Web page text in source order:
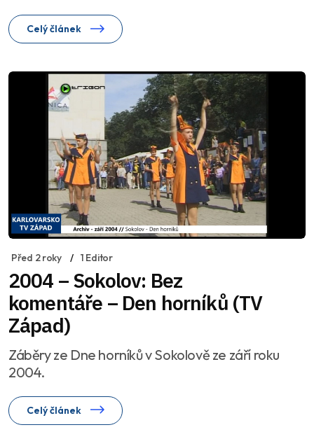
Celý článek
Před 2 roky 1 Editor
2004 – Sokolov: Bez
komentáře – Den horníků (TV
Západ)
Záběry ze Dne horníků v Sokolově ze září roku
2004.
Celý článek